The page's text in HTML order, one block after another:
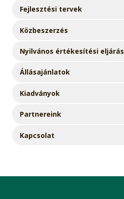
Fejlesztési tervek
Közbeszerzés
Nyilvános értékesítési eljárás
Állásajánlatok
Kiadványok
Partnereink
Kapcsolat